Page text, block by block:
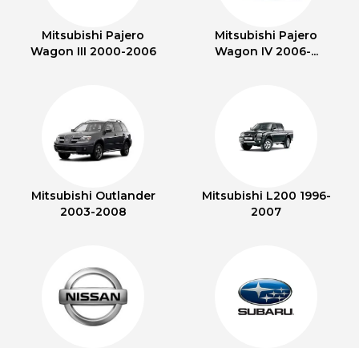
Mitsubishi Pajero
Wagon III 2000-2006
Mitsubishi Pajero
Wagon IV 2006-...
Mitsubishi Outlander
2003-2008
Mitsubishi L200 1996-
2007